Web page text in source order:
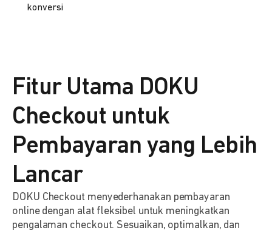
konversi
Fitur Utama DOKU
Checkout untuk
Pembayaran yang Lebih
Lancar
DOKU Checkout menyederhanakan pembayaran
online dengan alat fleksibel untuk meningkatkan
pengalaman checkout. Sesuaikan, optimalkan, dan